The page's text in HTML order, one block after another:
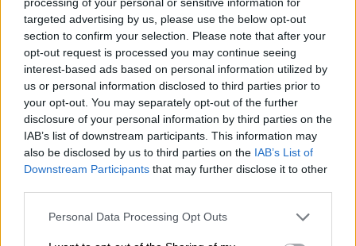
targeted advertising by us, please use the below opt-out
section to confirm your selection. Please note that after your
opt-out request is processed you may continue seeing
interest-based ads based on personal information utilized by
us or personal information disclosed to third parties prior to
your opt-out. You may separately opt-out of the further
disclosure of your personal information by third parties on the
IAB’s list of downstream participants. This information may
also be disclosed by us to third parties on the IAB’s List of
Downstream Participants that may further disclose it to other
Personal Data Processing Opt Outs
Συνελήφθη 22χρονος για απόπειρα
απάτης σε βάρος Λαρισαίας
ΠΕΑΕΑ – ΔΣΕ και Ενωση Συντακτών
τιμούν τον αγωωνιστή δημοσιογράφο Κ.
Βιδάλη
06/08/2026 , 23:19